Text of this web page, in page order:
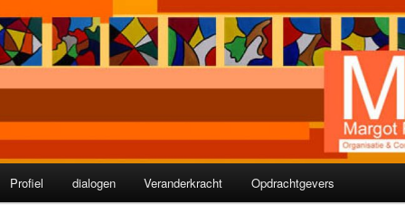
Profiel dialogen Veranderkracht Opdrachtgevers